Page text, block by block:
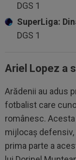
DGS 1
SuperLiga:
DGS 1
Ariel Lopez a
Arădenii au adus
fotbalist care
românesc.
mijlocaș defensiv,
prima parte a